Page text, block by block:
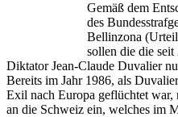
Gemäß dem
des
Bellinzona
sollen die die
Diktator Jean-Claude Duvalier
Bereits im Jahr 1986, als
Exil nach Europa geflüchtet war,
an die Schweiz ein, welches im